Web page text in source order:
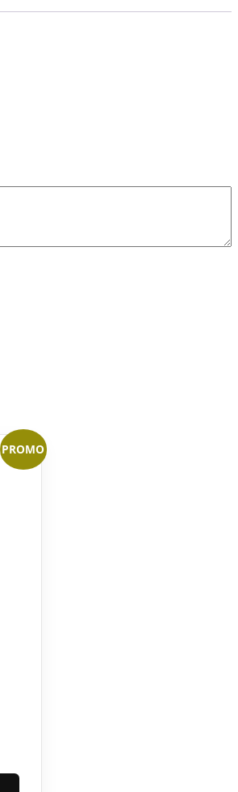
PROMO